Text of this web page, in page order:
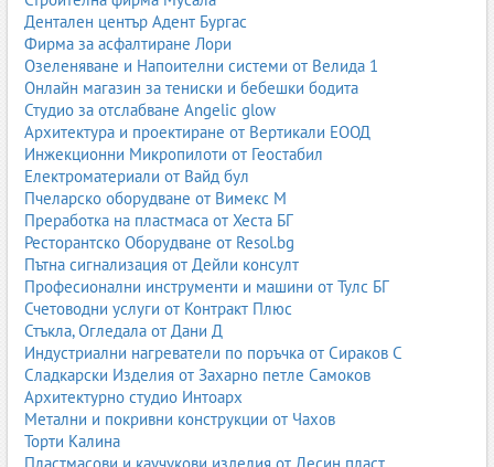
Дентален център Адент Бургас
Фирма за асфалтиране Лори
Озеленяване и Напоителни системи от Велида 1
Онлайн магазин за тениски и бебешки бодита
Студио за отслабване Angelic glow
Архитектура и проектиране от Вертикали ЕООД
Инжекционни Микропилоти от Геостабил
Електроматериали от Вайд бул
Пчеларско оборудване от Вимекс М
Преработка на пластмаса от Хеста БГ
Ресторантско Оборудване от Resol.bg
Пътна сигнализация от Дейли консулт
Професионални инструменти и машини от Тулс БГ
Счетоводни услуги от Контракт Плюс
Стъкла, Огледала от Дани Д
Индустриални нагреватели по поръчка от Сираков С
Сладкарски Изделия от Захарно петле Самоков
Архитектурно студио Интоарх
Метални и покривни конструкции от Чахов
Торти Калина